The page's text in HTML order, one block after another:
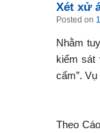
Xét xử
Posted on
Nhằm
kiểm sát
cấm”.
Theo